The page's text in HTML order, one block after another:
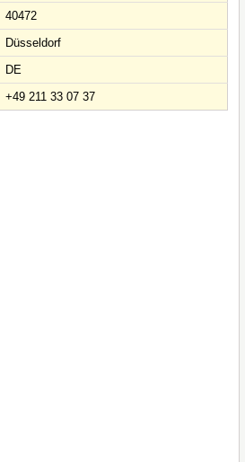
40472
Düsseldorf
DE
+49 211 33 07 37